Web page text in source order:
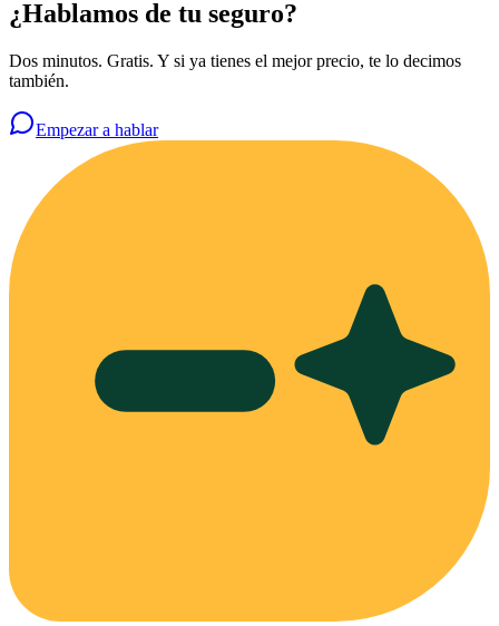
¿Hablamos de tu seguro?
Dos minutos. Gratis. Y si ya tienes el mejor precio, te lo decimos
también.
Empezar a hablar